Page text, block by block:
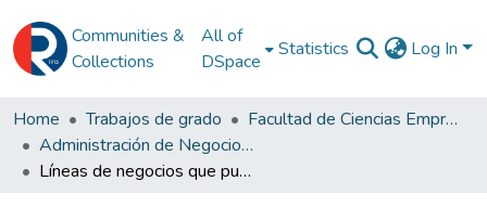
Communities &
Collections
All of
DSpace
Statistics Log In
Home Trabajos de grado
Facultad de Ciencias Empresariales
Administración de Negocios Internacionales
Líneas de negocios que pueden surgir en la región de Urabá, a partir del funcionamiento de los puertos